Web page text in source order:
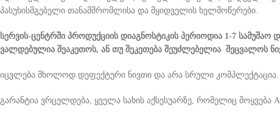
პასუხისმგებელი თანამშრომლისა და მყიდველის ხელმოწერები.
სერვის-ცენტრში პროდუქციის დიაგნოსტიკის პერიოდია 1-7 სამუშაო
ვალდებულია შეაკეთოს, ან თუ შეკეთება შეუძლებელია შეცვალოს
იცვლება მხოლოდ დეფექტური ნივთი და არა სრული კომპლექტაცია.
გარანტია ვრცელდება, ყველა სახის აქსესუარზე, რომელიც